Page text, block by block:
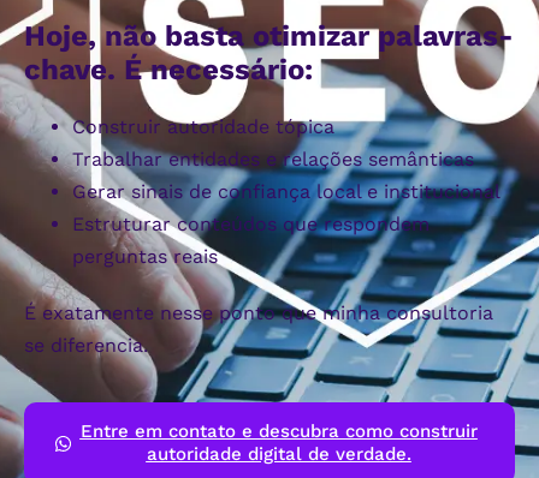
Hoje, não basta otimizar palavras-
chave. É necessário:
Construir autoridade tópica
Trabalhar entidades e relações semânticas
Gerar sinais de confiança local e institucional
Estruturar conteúdos que respondem
perguntas reais
É exatamente nesse ponto que minha consultoria
se diferencia.
Entre em contato e descubra como construir
autoridade digital de verdade.